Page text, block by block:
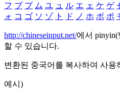
フ ブ プ ム ユ ュ ル エ ェ ケ ゲ
ォ コ ゴ ソ ゾ ト ド ノ ホ ボ ポ
http://chineseinput.net/에서
할 수 있습니다.
변환된 중국어를 복사하여 사용
예시)